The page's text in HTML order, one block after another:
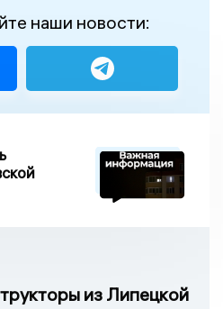
наши новости:
из Липецкой